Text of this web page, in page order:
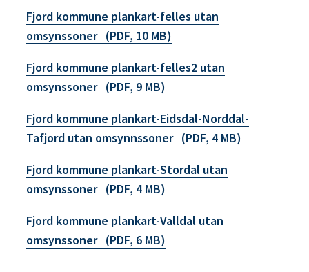
Fjord kommune plankart-felles utan
omsynssoner (PDF, 10 MB)
Fjord kommune plankart-felles2 utan
omsynssoner (PDF, 9 MB)
Fjord kommune plankart-Eidsdal-Norddal-
Tafjord utan omsynnssoner (PDF, 4 MB)
Fjord kommune plankart-Stordal utan
omsynssoner (PDF, 4 MB)
Fjord kommune plankart-Valldal utan
omsynssoner (PDF, 6 MB)